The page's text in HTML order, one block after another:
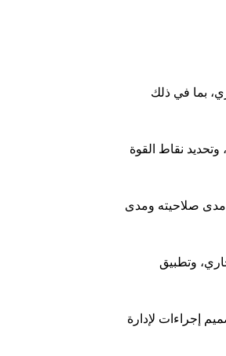
بما في ذلك
نقاط القوة
مدى صلاحيته ومدى
وتطبيق
إجراءات لإدارة